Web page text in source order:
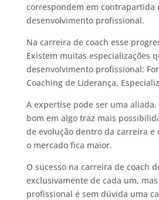
correspondem em contrapartida
desenvolvimento profissional.
Na carreira de coach esse
Existem muitas especializações
desenvolvimento profissional:
Coaching de Liderança,
A expertise pode ser uma
bom em algo traz mais
de evolução dentro da carreira e
o mercado fica maior.
O sucesso na carreira de coach
exclusivamente de cada um,
profissional é sem dúvida uma